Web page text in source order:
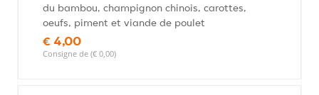
du bambou, champignon chinois, carottes,
oeufs, piment et viande de poulet
€ 4,00
Consigne de (€ 0,00)